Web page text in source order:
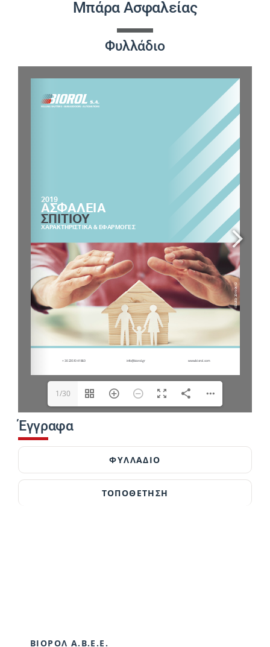
Μπάρα Ασφαλείας
Φυλλάδιο
1/30
Έγγραφα
ΦΥΛΛΆΔΙΟ
ΤΟΠΟΘΕΤΗΣΗ
ΒΙΟΡΟΛ Α.Β.Ε.Ε.